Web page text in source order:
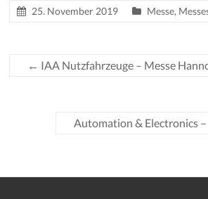
25. November 2019 Messe,
← IAA Nutzfahrzeuge – Messe
Automation & Electronics